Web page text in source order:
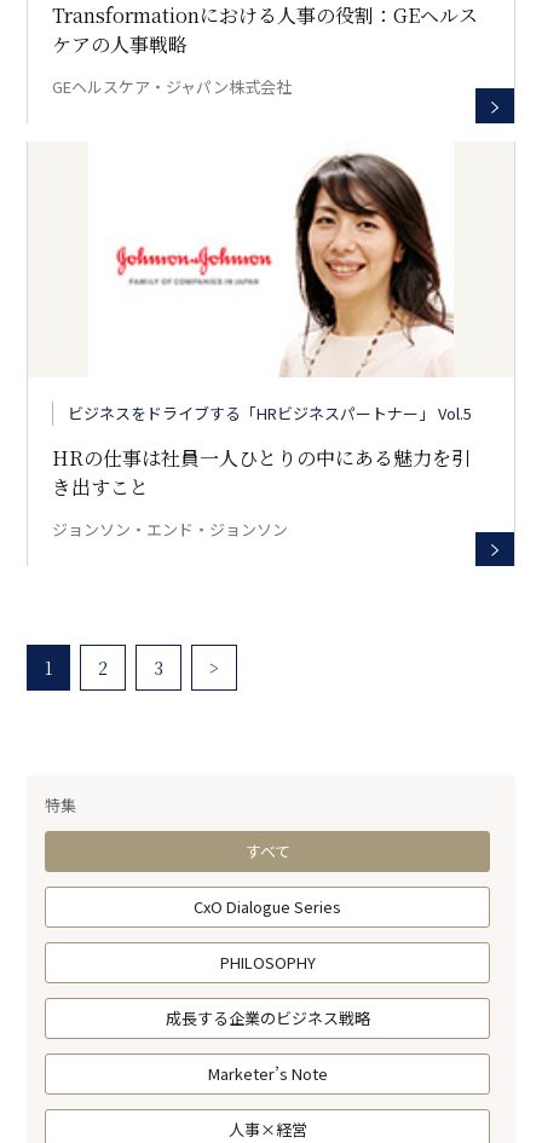
Transformationにおける人事の役割：GEヘルス
ケアの人事戦略
GEヘルスケア・ジャパン株式会社
ビジネスをドライブする「HRビジネスパートナー」 Vol.5
HRの仕事は社員一人ひとりの中にある魅力を引
き出すこと
ジョンソン・エンド・ジョンソン
1 2 3 >
特集
すべて
CxO Dialogue Series
PHILOSOPHY
成長する企業のビジネス戦略
Marketer’s Note
人事×経営